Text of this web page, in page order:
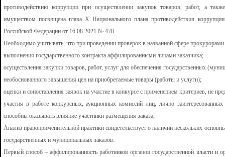
противодействию коррупции при осуществлении закупок товаров, работ, а
имуществом посвящена глава X Национального плана противодействия
Российской Федерации от 16.08.2021 № 478.
Необходимо учитывать, что при проведении проверок в названной сфере
выполнения государственного контракта аффилированными лицами заказчика;
осуществления закупки товаров, работ, услуг для обеспечения государственных
необоснованного завышения цен на приобретаемые товары (работы и услуги);
оценки и сопоставления заявок на участие в конкурсе с применением критериев, не
участия в работе конкурсных, аукционных комиссий лиц, лично
способны оказывать влияние участники размещения заказа;
Анализ правоприменительной практики свидетельствует о наличии нескольких
государственных и муниципальных заказов.
Первый способ – аффилированность работников органов государственной власти и